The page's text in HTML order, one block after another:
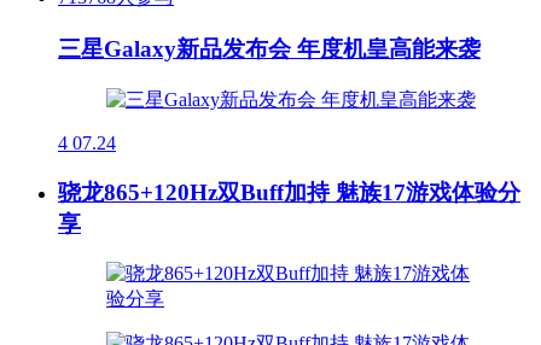
三星Galaxy新品发布会 年度机皇高能来袭
4 07.24
骁龙865+120Hz双Buff加持 魅族17游戏体验分
享